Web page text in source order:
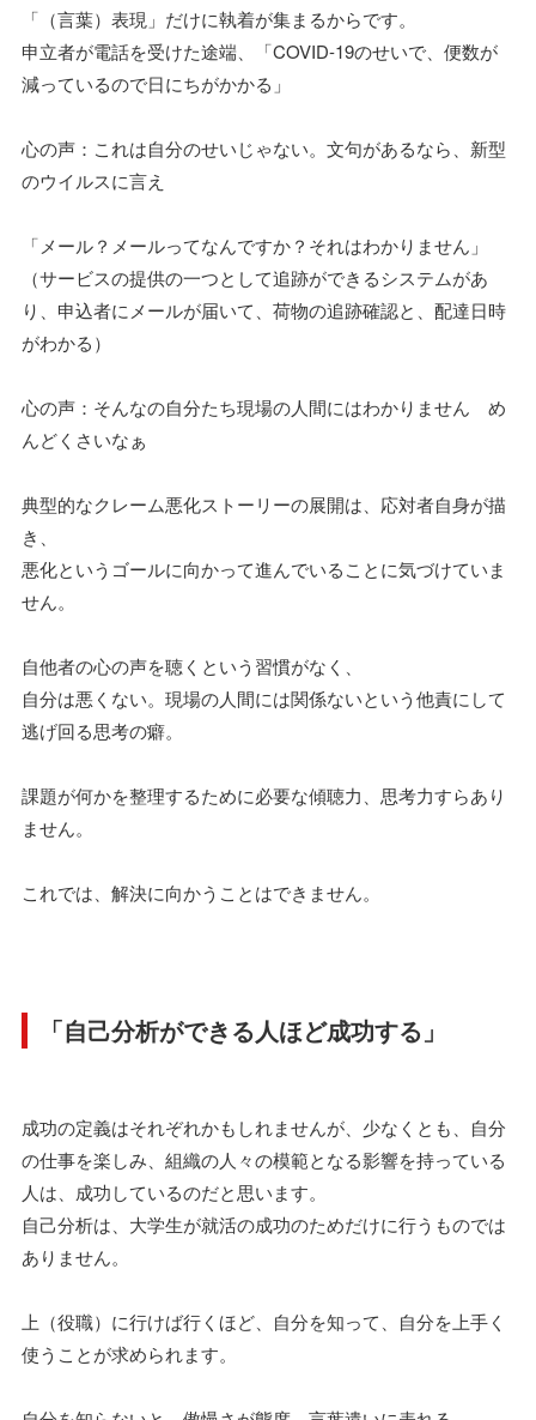
「（言葉）表現」だけに執着が集まるからです。
申立者が電話を受けた途端、「COVID-19のせいで、便数が
減っているので日にちがかかる」
心の声：これは自分のせいじゃない。文句があるなら、新型
のウイルスに言え
「メール？メールってなんですか？それはわかりません」
（サービスの提供の一つとして追跡ができるシステムがあ
り、申込者にメールが届いて、荷物の追跡確認と、配達日時
がわかる）
心の声：そんなの自分たち現場の人間にはわかりません め
んどくさいなぁ
典型的なクレーム悪化ストーリーの展開は、応対者自身が描
き、
悪化というゴールに向かって進んでいることに気づけていま
せん。
自他者の心の声を聴くという習慣がなく、
自分は悪くない。現場の人間には関係ないという他責にして
逃げ回る思考の癖。
課題が何かを整理するために必要な傾聴力、思考力すらあり
ません。
これでは、解決に向かうことはできません。
「自己分析ができる人ほど成功する」
成功の定義はそれぞれかもしれませんが、少なくとも、自分
の仕事を楽しみ、組織の人々の模範となる影響を持っている
人は、成功しているのだと思います。
自己分析は、大学生が就活の成功のためだけに行うものでは
ありません。
上（役職）に行けば行くほど、自分を知って、自分を上手く
使うことが求められます。